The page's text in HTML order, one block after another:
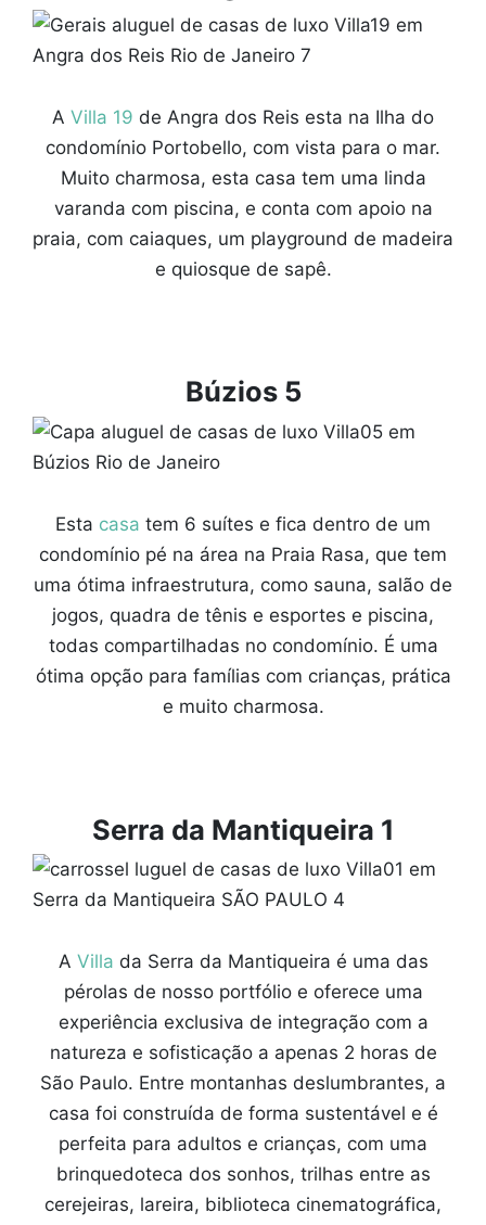
A Villa 19 de Angra dos Reis esta na Ilha do
condomínio Portobello, com vista para o mar.
Muito charmosa, esta casa tem uma linda
varanda com piscina, e conta com apoio na
praia, com caiaques, um playground de madeira
e quiosque de sapê.
Búzios 5
Esta casa tem 6 suítes e fica dentro de um
condomínio pé na área na Praia Rasa, que tem
uma ótima infraestrutura, como sauna, salão de
jogos, quadra de tênis e esportes e piscina,
todas compartilhadas no condomínio. É uma
ótima opção para famílias com crianças, prática
e muito charmosa.
Serra da Mantiqueira 1
A Villa da Serra da Mantiqueira é uma das
pérolas de nosso portfólio e oferece uma
experiência exclusiva de integração com a
natureza e sofisticação a apenas 2 horas de
São Paulo. Entre montanhas deslumbrantes, a
casa foi construída de forma sustentável e é
perfeita para adultos e crianças, com uma
brinquedoteca dos sonhos, trilhas entre as
cerejeiras, lareira, biblioteca cinematográfica,